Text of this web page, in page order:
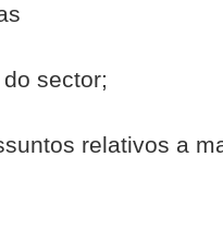
sector;
relativos a